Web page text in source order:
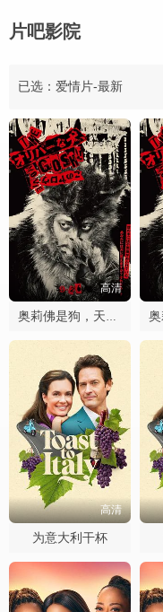
片吧影院
已选：爱情片-最新
高清
奥莉佛是狗，天哪！！这家伙电影版
高清
为意大利干杯